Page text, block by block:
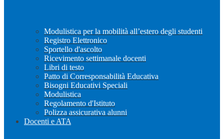
Modulistica per la mobilità all’estero degli studenti
Registro Elettronico
Sportello d'ascolto
Ricevimento settimanale docenti
Libri di testo
Patto di Corresponsabilità Educativa
Bisogni Educativi Speciali
Modulistica
Regolamento d'Istituto
Polizza assicurativa alunni
Docenti e ATA